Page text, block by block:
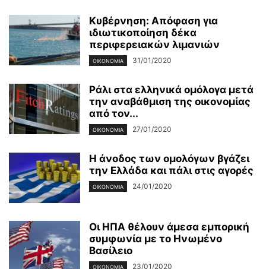
Κυβέρνηση: Απόφαση για
ιδιωτικοποίηση δέκα
περιφερειακών λιμανιών
ΟΙΚΟΝΟΜΊΑ 31/01/2020
Ράλι στα ελληνικά ομόλογα μετά
την αναβάθμιση της οικονομίας
από τον...
ΟΙΚΟΝΟΜΊΑ 27/01/2020
Η άνοδος των ομολόγων βγάζει
την Ελλάδα και πάλι στις αγορές
ΟΙΚΟΝΟΜΊΑ 24/01/2020
Οι ΗΠΑ θέλουν άμεσα εμπορική
συμφωνία με το Ηνωμένο
Βασίλειο
ΟΙΚΟΝΟΜΊΑ 23/01/2020